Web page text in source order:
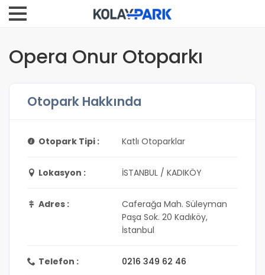
Opera Onur Otoparkı
Otopark Hakkında
Otopark Tipi : Katlı Otoparklar
Lokasyon : İSTANBUL / KADIKÖY
Adres :
Caferağa Mah. Süleyman
Paşa Sok. 20 Kadıköy,
İstanbul
Telefon : 0216 349 62 46